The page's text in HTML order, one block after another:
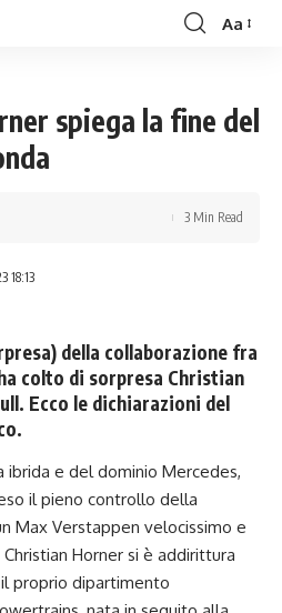
Font
Aa
spiega la fine del
18:13
3 Min Read
della collaborazione fra
colto di sorpresa Christian
Ecco le dichiarazioni del
ibrida e del dominio Mercedes,
il pieno controllo della
Max Verstappen velocissimo e
Horner si è addirittura
proprio dipartimento